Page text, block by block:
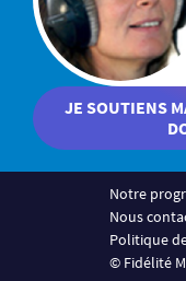
JE SOUTIENS
Notre
Nous
Politique
© Fidélité